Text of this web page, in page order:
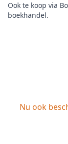
Ook te koop via
boekhandel.
Nu ook